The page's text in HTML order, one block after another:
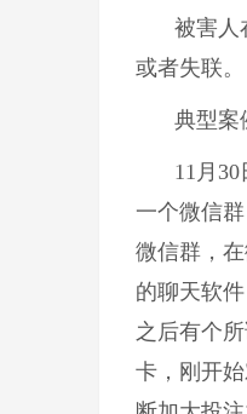
被害人
或者失联。
典型案
11月
一个微信
微信群，
的聊天软
之后有个
卡，刚开